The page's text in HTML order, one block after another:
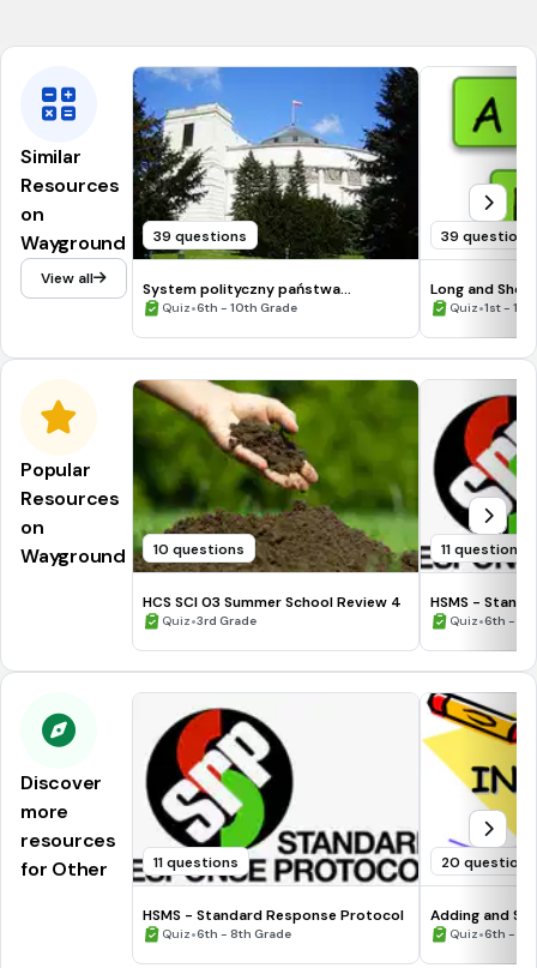
Similar
Resources
on
Wayground
View all
39 questions
System polityczny państwa
polskiego (WOS III)
Quiz•6th - 10th Grade
39 questions
Long and
Quiz•1st -
Popular
Resources
on
Wayground
10 questions
HCS SCI 03 Summer School Review 4
Quiz•3rd Grade
11 questions
HSMS -
Quiz•6th -
Discover
more
resources
for Other
11 questions
HSMS - Standard Response Protocol
Quiz•6th - 8th Grade
20 questions
Adding and
Quiz•6th -